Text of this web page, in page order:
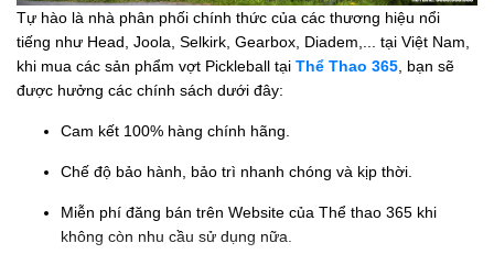
Tự hào là nhà phân phối chính thức của các thương hiệu nổi
tiếng như Head, Joola, Selkirk, Gearbox, Diadem,... tại Việt Nam,
khi mua các sản phẩm vợt Pickleball tại Thể Thao 365 , bạn sẽ
được hưởng các chính sách dưới đây:
Cam kết 100% hàng chính hãng.
Chế độ bảo hành, bảo trì nhanh chóng và kịp thời.
Miễn phí đăng bán trên Website của Thể thao 365 khi
không còn nhu cầu sử dụng nữa.